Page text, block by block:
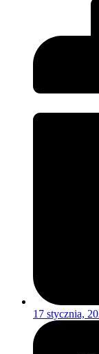
17 stycznia,